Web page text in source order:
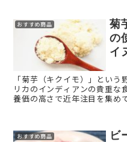
おすすめ商品
菊
の
イ
「菊芋（キクイモ）」とい
リカのインディアンの貴重な
養価の高さで近年注目を集め
おすすめ商品
ビ